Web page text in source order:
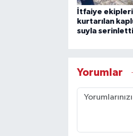
İtfaiye
kurtarılan
suyla serinletti
Yorumlar